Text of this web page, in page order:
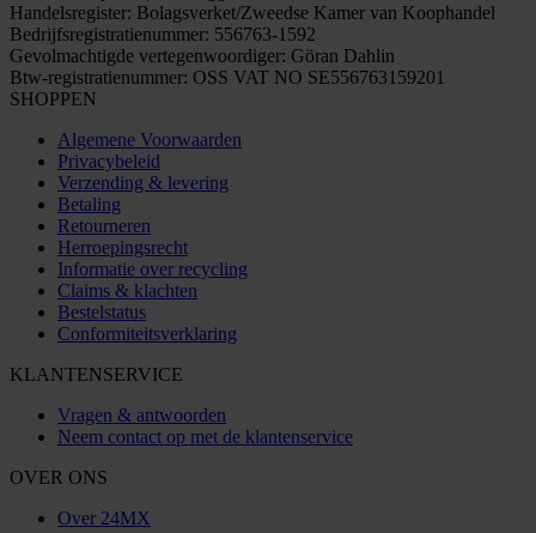
Handelsregister: Bolagsverket/Zweedse Kamer van Koophandel
Bedrijfsregistratienummer: 556763-1592
Gevolmachtigde vertegenwoordiger: Göran Dahlin
Btw-registratienummer: OSS VAT NO SE556763159201
SHOPPEN
Algemene Voorwaarden
Privacybeleid
Verzending & levering
Betaling
Retourneren
Herroepingsrecht
Informatie over recycling
Claims & klachten
Bestelstatus
Conformiteitsverklaring
KLANTENSERVICE
Vragen & antwoorden
Neem contact op met de klantenservice
OVER ONS
Over 24MX